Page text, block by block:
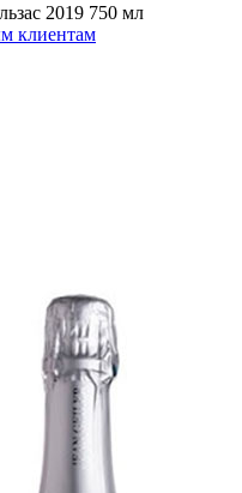
2019 750 мл
клиентам